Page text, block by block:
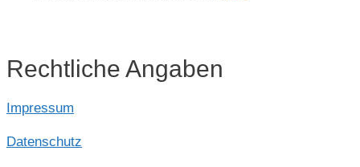
Rechtliche Angaben
Impressum
Datenschutz